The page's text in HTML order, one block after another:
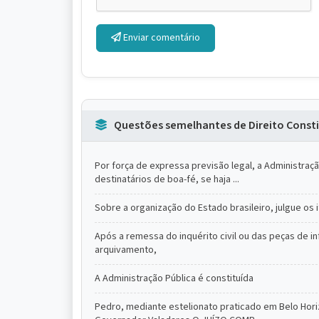
Enviar comentário
Questões semelhantes de Direito
Por força de expressa previsão legal, a
destinatários de boa-fé, se haja ...
Sobre a organização do Estado brasileiro, julgue
Após a remessa do inquérito civil ou das peças de
arquivamento,
A Administração Pública é constituída
Pedro, mediante estelionato praticado em Belo